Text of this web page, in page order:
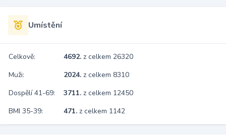
Umístění
Celkově: 4692. z celkem 26320
Muži:
2024. z celkem 8310
Dospělí 41-69:
3711. z celkem 12450
BMI 35-39:
471. z celkem 1142